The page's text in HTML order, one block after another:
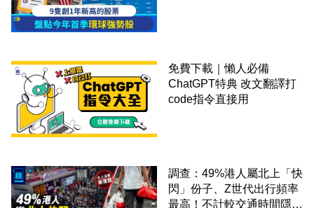
免費下載｜懶人必備
ChatGPT特典 改文翻譯打
code指令直接用
調查：49%港人屬北上「快
閃」份子、Z世代出行頻率
最高！不計較交通時間隱形